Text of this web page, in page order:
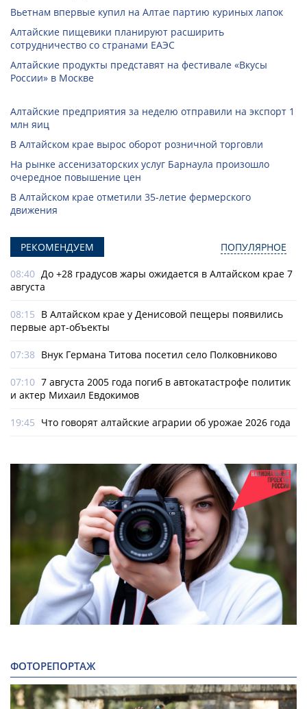
Вьетнам впервые купил на Алтае партию куриных лапок
Алтайские пищевики планируют расширить
сотрудничество со странами ЕАЭС
Алтайские продукты представят на фестивале «Вкусы
России» в Москве
Алтайские предприятия за неделю отправили на экспорт 1
млн яиц
В Алтайском крае вырос оборот розничной торговли
На рынке ассенизаторских услуг Барнаула произошло
очередное повышение цен
В Алтайском крае отметили 35-летие фермерского
движения
РЕКОМЕНДУЕМ ПОПУЛЯРНОЕ
08:40 До +28 градусов жары ожидается в Алтайском крае 7
августа
08:15 В Алтайском крае у Денисовой пещеры появились
первые арт-объекты
07:38 Внук Германа Титова посетил село Полковниково
07:10 7 августа 2005 года погиб в автокатастрофе политик
и актер Михаил Евдокимов
19:45 Что говорят алтайские аграрии об урожае 2026 года
ФОТОРЕПОРТАЖ